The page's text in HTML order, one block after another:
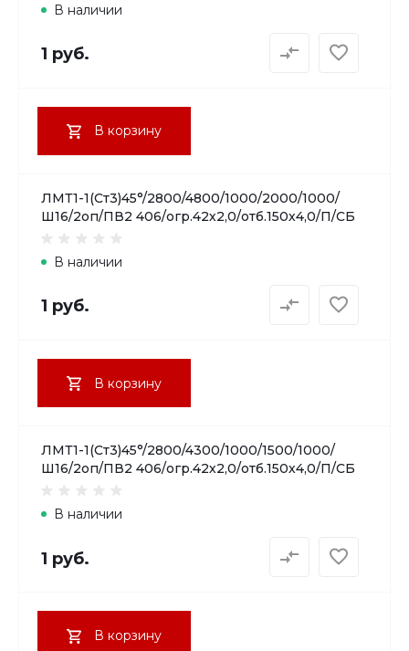
В наличии
1 руб.
В корзину
ЛМТ1-1(Ст3)45°/2800/4800/1000/2000/1000/
Ш16/2оп/ПВ2 406/огр.42х2,0/отб.150х4,0/П/СБ
В наличии
1 руб.
В корзину
ЛМТ1-1(Ст3)45°/2800/4300/1000/1500/1000/
Ш16/2оп/ПВ2 406/огр.42х2,0/отб.150х4,0/П/СБ
В наличии
1 руб.
В корзину